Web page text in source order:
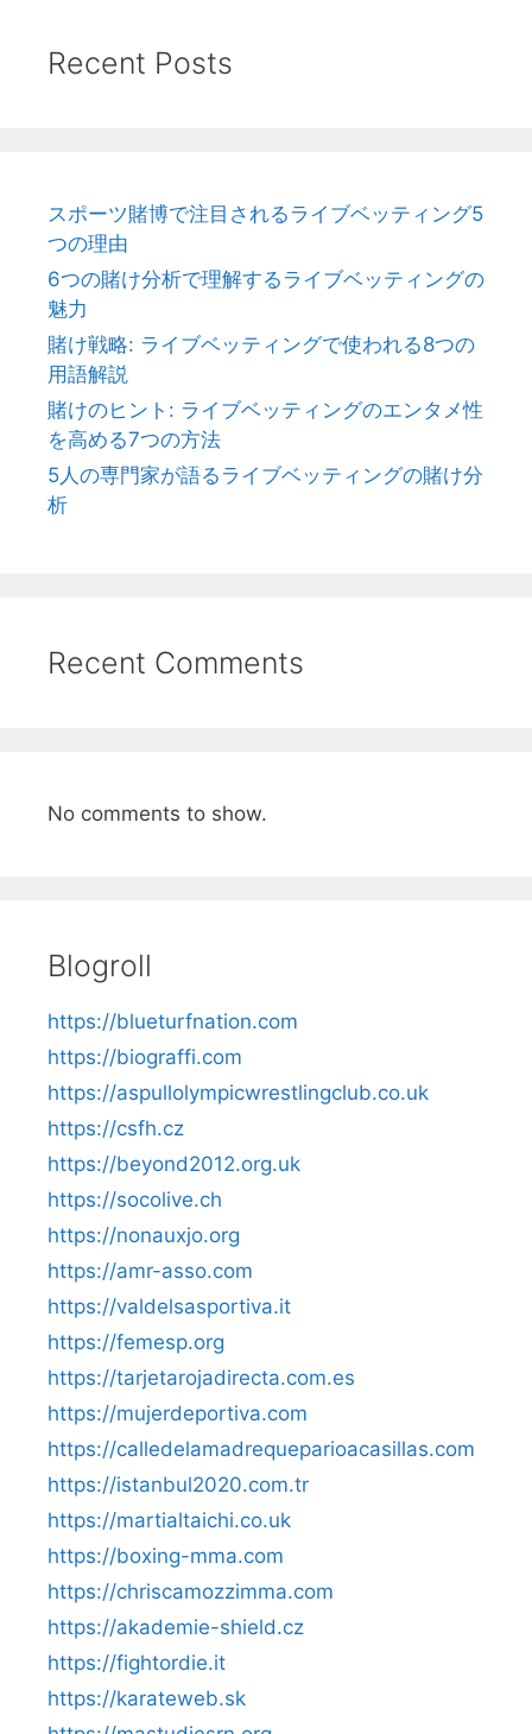
Recent Posts
スポーツ賭博で注目されるライブベッティング5
つの理由
6つの賭け分析で理解するライブベッティングの
魅力
賭け戦略: ライブベッティングで使われる8つの
用語解説
賭けのヒント: ライブベッティングのエンタメ性
を高める7つの方法
5人の専門家が語るライブベッティングの賭け分
析
Recent Comments
No comments to show.
Blogroll
https://blueturfnation.com
https://biograffi.com
https://aspullolympicwrestlingclub.co.uk
https://csfh.cz
https://beyond2012.org.uk
https://socolive.ch
https://nonauxjo.org
https://amr-asso.com
https://valdelsasportiva.it
https://femesp.org
https://tarjetarojadirecta.com.es
https://mujerdeportiva.com
https://calledelamadrequeparioacasillas.com
https://istanbul2020.com.tr
https://martialtaichi.co.uk
https://boxing-mma.com
https://chriscamozzimma.com
https://akademie-shield.cz
https://fightordie.it
https://karateweb.sk